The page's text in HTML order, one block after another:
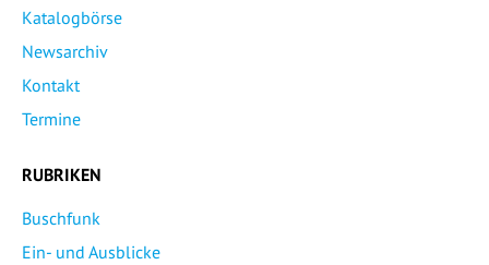
Katalogbörse
Newsarchiv
Kontakt
Termine
RUBRIKEN
Buschfunk
Ein- und Ausblicke